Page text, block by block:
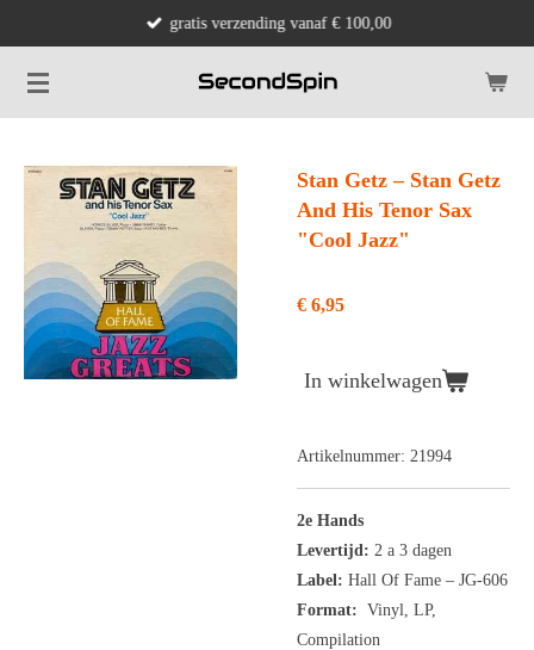
naar
de
gratis verzending vanaf € 100,00
Stan Getz ‎– Stan Getz
And His Tenor Sax
"Cool Jazz"
€ 6,95
In winkelwagen
Artikelnummer: 21994
2e Hands
Levertijd: 2 a 3 dagen
Label: Hall Of Fame – JG-606
Format: Vinyl, LP,
Compilation